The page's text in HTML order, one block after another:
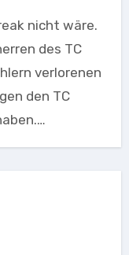
des TC
verlorenen
den TC